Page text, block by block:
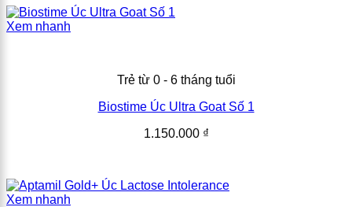
Xem nhanh
Trẻ từ 0 - 6 tháng tuổi
Biostime Úc Ultra Goat Số 1
1.150.000 ₫
Xem nhanh